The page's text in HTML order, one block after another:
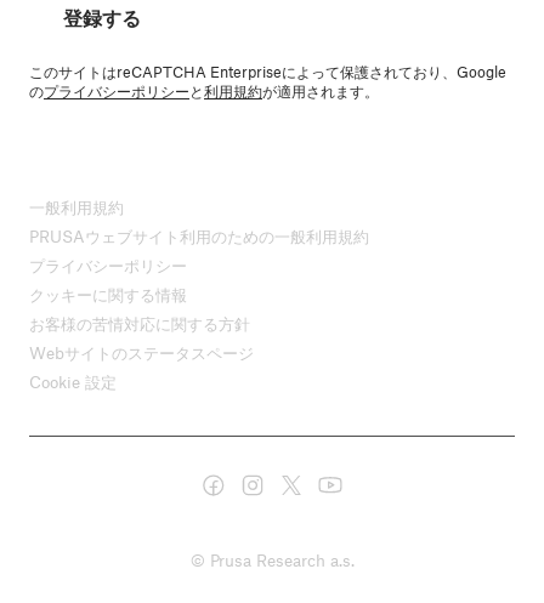
登録する
このサイトはreCAPTCHA Enterpriseによって保護されており、Google
のプライバシーポリシーと利用規約が適用されます。
一般利用規約
PRUSAウェブサイト利用のための一般利用規約
プライバシーポリシー
クッキーに関する情報
お客様の苦情対応に関する方針
Webサイトのステータスページ
Cookie 設定
© Prusa Research a.s.